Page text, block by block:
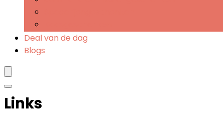
Deal van de dag
Blogs
Links